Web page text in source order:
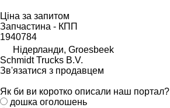
Ціна за запитом
Запчастина - КПП
1940784
Нідерланди, Groesbeek
Schmidt Trucks B.V.
Зв'язатися з продавцем
Як би ви коротко описали наш портал?
дошка оголошень